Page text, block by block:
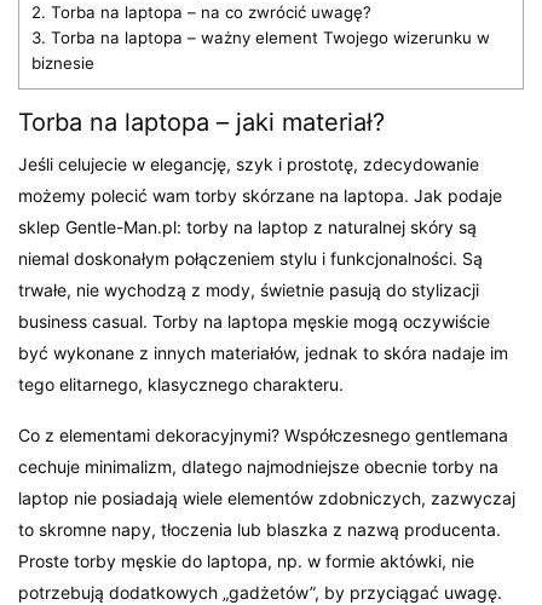
2. Torba na laptopa – na co zwrócić uwagę?
3. Torba na laptopa – ważny element Twojego wizerunku w
biznesie
Torba na laptopa – jaki materiał?
Jeśli celujecie w elegancję, szyk i prostotę, zdecydowanie
możemy polecić wam torby skórzane na laptopa. Jak podaje
sklep Gentle-Man.pl: torby na laptop z naturalnej skóry są
niemal doskonałym połączeniem stylu i funkcjonalności. Są
trwałe, nie wychodzą z mody, świetnie pasują do stylizacji
business casual. Torby na laptopa męskie mogą oczywiście
być wykonane z innych materiałów, jednak to skóra nadaje im
tego elitarnego, klasycznego charakteru.
Co z elementami dekoracyjnymi? Współczesnego gentlemana
cechuje minimalizm, dlatego najmodniejsze obecnie torby na
laptop nie posiadają wiele elementów zdobniczych, zazwyczaj
to skromne napy, tłoczenia lub blaszka z nazwą producenta.
Proste torby męskie do laptopa, np. w formie aktówki, nie
potrzebują dodatkowych „gadżetów”, by przyciągać uwagę.